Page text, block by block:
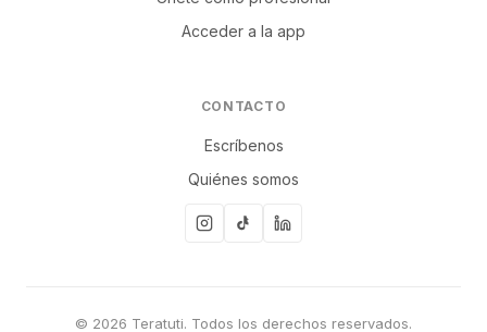
Acceder a la app
CONTACTO
Escríbenos
Quiénes somos
© 2026 Teratuti. Todos los derechos reservados.